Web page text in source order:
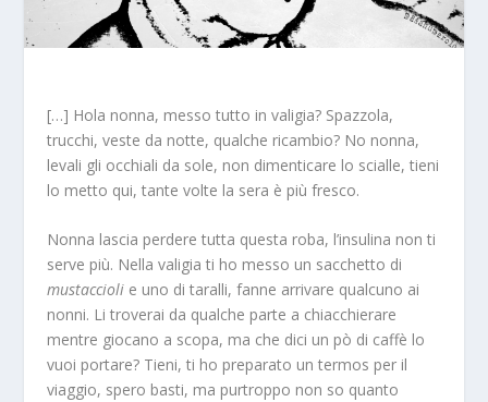
[…] Hola nonna, messo tutto in valigia? Spazzola,
trucchi, veste da notte, qualche ricambio? No nonna,
levali gli occhiali da sole, non dimenticare lo scialle, tieni
lo metto qui, tante volte la sera è più fresco.
Nonna lascia perdere tutta questa roba, l’insulina non ti
mustacciolie uno di taralli, fanne arrivare qualcuno ai
nonni. Li troverai da qualche parte a chiacchierare
mentre giocano a scopa, ma che dici un pò di caffè lo
vuoi portare? Tieni, ti ho preparato un termos per il
viaggio, spero basti, ma purtroppo non so quanto